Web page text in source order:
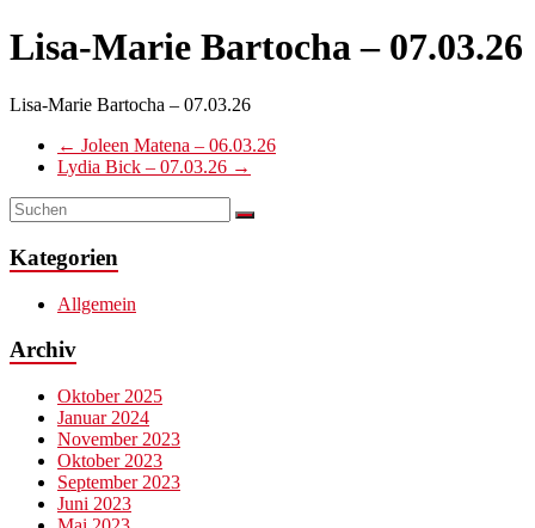
Lisa-Marie Bartocha – 07.03.26
Lisa-Marie Bartocha – 07.03.26
← Joleen Matena – 06.03.26
Lydia Bick – 07.03.26 →
Kategorien
Allgemein
Archiv
Oktober 2025
Januar 2024
November 2023
Oktober 2023
September 2023
Juni 2023